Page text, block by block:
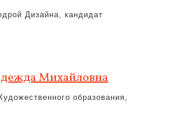
Дизайна, кандидат
Михайловна
образования,